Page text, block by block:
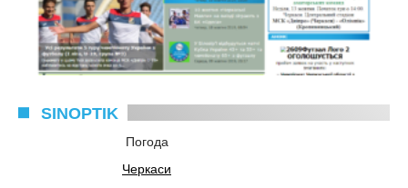
SINOPTIK
Погода
Черкаси